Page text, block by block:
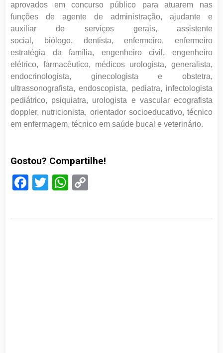
aprovados em concurso público para atuarem nas
funções de agente de administração, ajudante e
auxiliarde serviços gerais, assistente
social,
biólogo, dentista, enfermeiro, enfermeiro
estratégia da família, engenheiro civil, engenheiro
elétrico, farmacêutico, médicos urologista, generalista,
endocrinologista, ginecologista e obstetra,
ultrassonografista, endoscopista, pediatra, infectologista
pediátrico, psiquiatra, urologista e vascular ecografista
doppler, nutricionista, orientador socioeducativo, técnico
em enfermagem, técnico em saúde bucale veterinário.
Gostou? Compartilhe!
Facebook
TwitterWhatsApp